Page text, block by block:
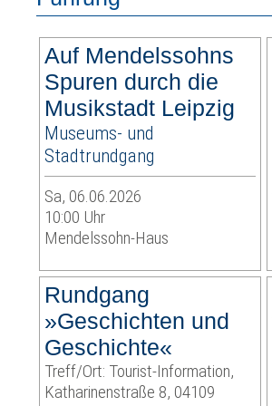
Auf Mendelssohns
Spuren durch die
Musikstadt Leipzig
Museums- und
Stadtrundgang
Sa, 06.06.2026
10:00 Uhr
Mendelssohn-Haus
Rundgang
»Geschichten und
Geschichte«
Treff/Ort: Tourist-Information,
Katharinenstraße 8, 04109